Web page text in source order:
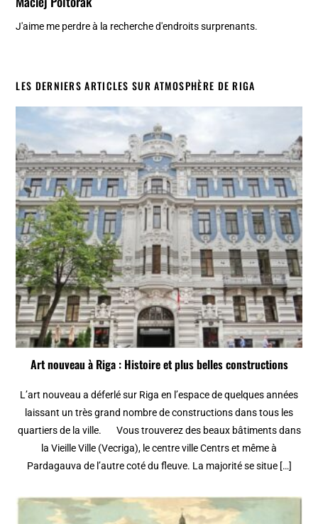
J'aime me perdre à la recherche d'endroits surprenants.
LES DERNIERS ARTICLES SUR ATMOSPHÈRE DE RIGA
Art nouveau à Riga : Histoire et plus belles constructions
L’art nouveau a déferlé sur Riga en l’espace de quelques années
laissant un très grand nombre de constructions dans tous les
quartiers de la ville. Vous trouverez des beaux bâtiments dans
la Vieille Ville (Vecriga), le centre ville Centrs et même à
Pardagauva de l’autre coté du fleuve. La majorité se situe […]